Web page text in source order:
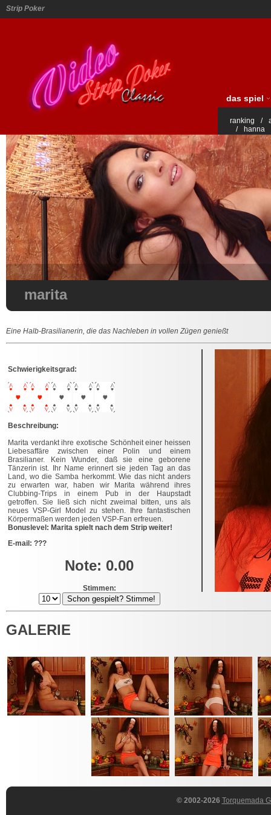
Strip Poker
das spiel
ranking /
/
hanna
vicki
/
anette
/
patricia
/
nadia und
amelie
sara
/
letitiameg /
marita
Eine Halb-Brasilianerin, die das Nachleben in vollen Zügen genießt
Schwierigkeitsgrad:
Beschreibung:
Marita verdankt ihre exotische Schönheit einer heissen
Liebesaffäre zwischen einer Polin und einem
Brasilianer. Kein Wunder, daß sie eine geborene
Tänzerin ist. Ihr Name erinnert sie jeden Tag an das
Land, wo die Samba herkommt. Wie das nicht anders
zu erwarten war, haben wir Marita während ihres
Clubbing-Trips in einem Pub in der Haupstadt
getroffen. Sie ließ sich nicht zweimal bitten, uns als
neues VSP-Girl Model zu stehen. Ihre fantastischen
Körpermaßen werden jeden VSP-Fan erfreuen.
Bonuslevel: Marita spielt nach dem Strip weiter!
E-mail: ???
Note: 0.00
Stimmen:
GALERIE
© 2002-2026 Torquemada